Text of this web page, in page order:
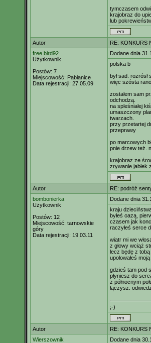
tymczasem
krajobraz do
lub
Autor
RE: KONKURS
free bird92
Użytkownik
Postów: 7
Miejscowość: Pabianice
Data rejestracji: 27.05.09
Dodane dnia
polska b
był sad.
więc szósta
zostałem sam
odchodzą.
na spleśniałej
umaszczony
twarzach.
przy przetartej
przeprawy
po marcowych
pnie drzew też.
krajobraz ze
zrywanie jabłek
Autor
RE: podróż
bombonierka
Użytkownik
Postów: 12
Miejscowość: tarnowskie
góry
Data rejestracji: 19.03.11
Dodane dnia
kraju
byłeś oazą,
czasem jak
raczyłeś serce
wiatr mi we
z głowy wciąż
lecz będę z
upolowałeś
gdzieś tam pod
płyniesz do
z północnym
łączysz.
;-)
Autor
RE: KONKURS
Wierszownik
Dodane dnia